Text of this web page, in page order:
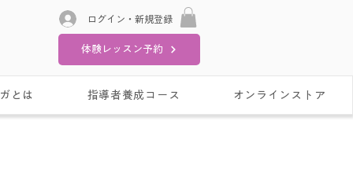
ログイン・新規登録
体験レッスン予約
とは 指導者養成コース オンラインストア